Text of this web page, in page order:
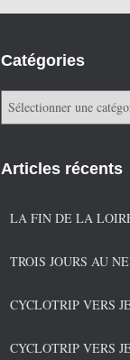
Catégories
a
é
gArticles récents
LA FIN DE LA
TROIS JOURS AU
CYCLOTRIP VERS
CYCLOTRIP VERS